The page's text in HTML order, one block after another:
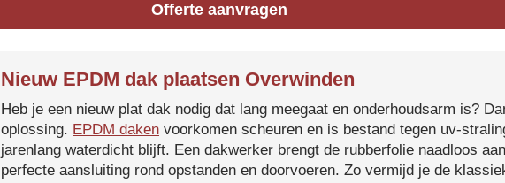
Offerte aanvragen
Nieuw EPDM dak plaatsen Overwinden
Heb je een nieuw plat dak nodig dat lang meegaat en onderhoudsarm is?
oplossing. EPDM daken voorkomen scheuren en is bestand tegen uv-
jarenlang waterdicht blijft. Een dakwerker brengt de rubberfolie naadloos
perfecte aansluiting rond opstanden en doorvoeren. Zo vermijd je de